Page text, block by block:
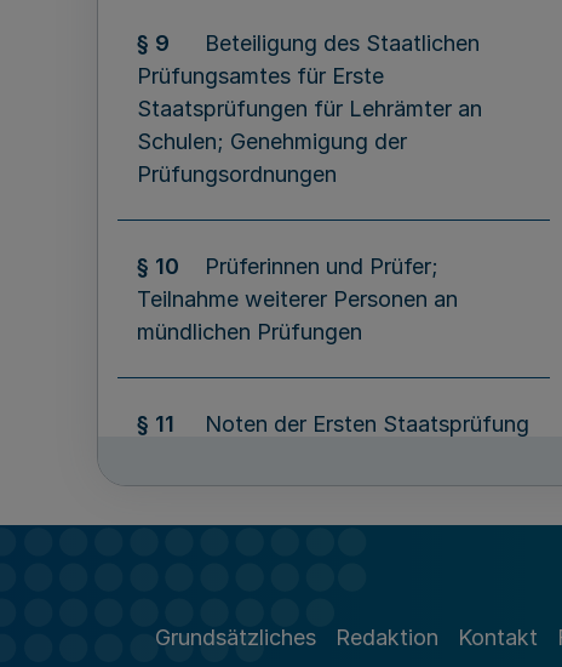
§ 9
Beteiligung des Staatlichen
Prüfungsamtes für Erste
Staatsprüfungen für Lehrämter an
Schulen; Genehmigung der
Prüfungsordnungen
§ 10
Prüferinnen und Prüfer;
Teilnahme weiterer Personen an
mündlichen Prüfungen
§ 11 Noten der Ersten Staatsprüfung
Grundsätzliches Redaktion Kontakt